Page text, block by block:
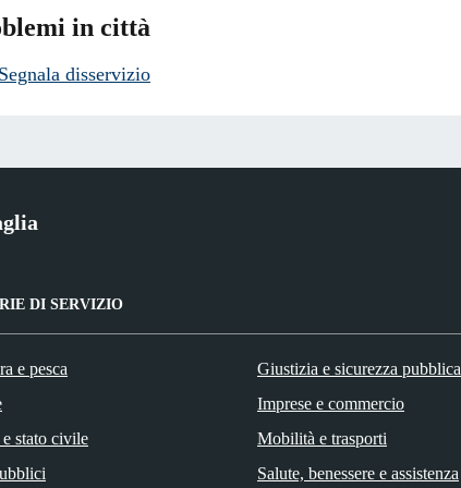
in città
disservizio
DI SERVIZIO
e pesca
stato civile
Giustizia e sicurezza pubblica
Imprese e commercio
Mobilità e trasporti
Salute, benessere e assistenza